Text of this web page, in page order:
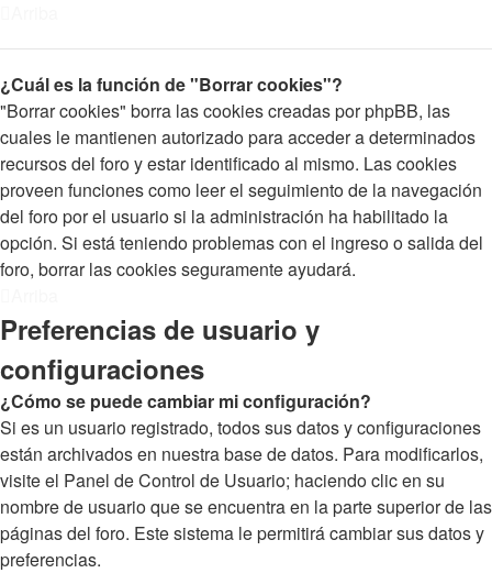
¿Cuál es la función de "Borrar cookies"?
"Borrar cookies" borra las cookies creadas por phpBB, las
cuales le mantienen autorizado para acceder a determinados
recursos del foro y estar identificado al mismo. Las cookies
proveen funciones como leer el seguimiento de la navegación
del foro por el usuario si la administración ha habilitado la
opción. Si está teniendo problemas con el ingreso o salida del
foro, borrar las cookies seguramente ayudará.
Preferencias de usuario y
configuraciones
¿Cómo se puede cambiar mi configuración?
Si es un usuario registrado, todos sus datos y configuraciones
están archivados en nuestra base de datos. Para modificarlos,
visite el Panel de Control de Usuario; haciendo clic en su
nombre de usuario que se encuentra en la parte superior de las
páginas del foro. Este sistema le permitirá cambiar sus datos y
preferencias.